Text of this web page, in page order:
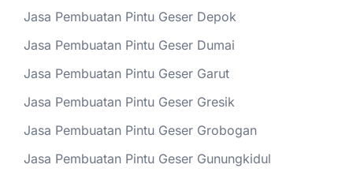
Jasa Pembuatan Pintu Geser Depok
Jasa Pembuatan Pintu Geser Dumai
Jasa Pembuatan Pintu Geser Garut
Jasa Pembuatan Pintu Geser Gresik
Jasa Pembuatan Pintu Geser Grobogan
Jasa Pembuatan Pintu Geser Gunungkidul